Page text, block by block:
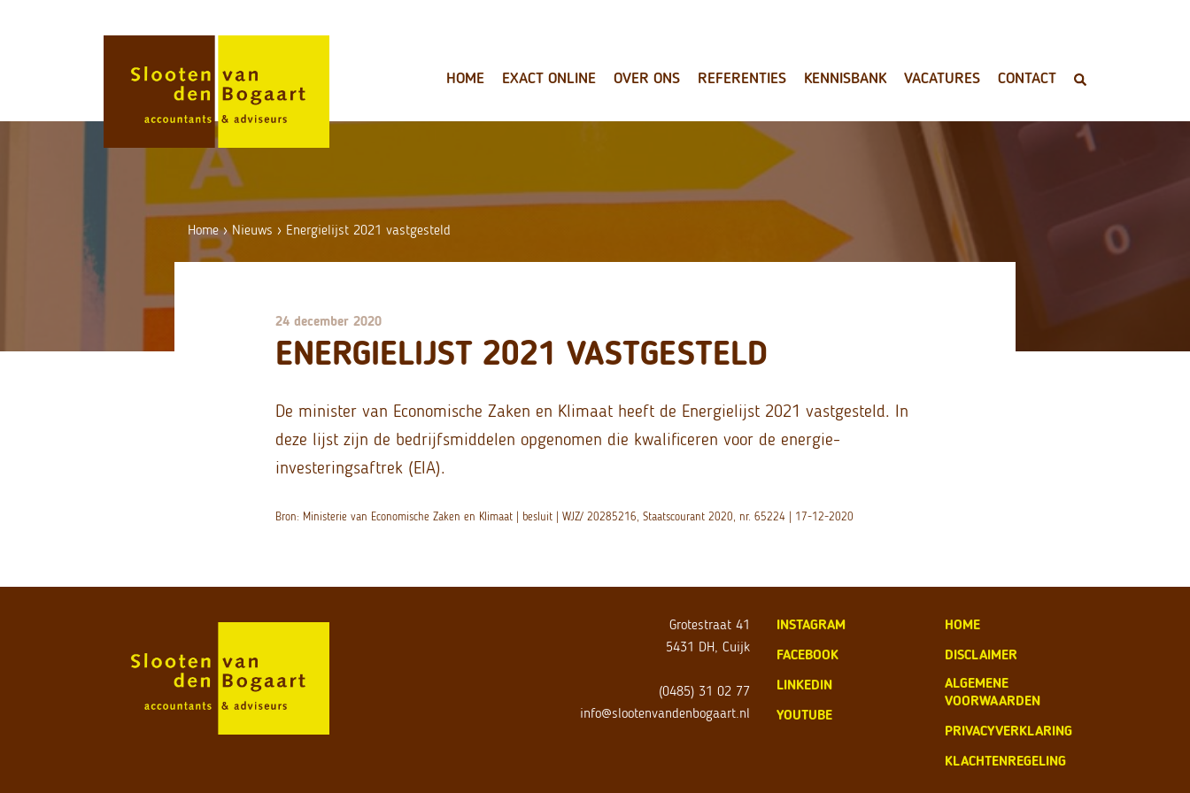
HOME EXACT ONLINE OVER ONS REFERENTIES KENNISBANK VACATURES CONTACT
Home›Nieuws › Energielijst 2021 vastgesteld
24 december 2020
ENERGIELIJST 2021 VASTGESTELD
De minister van Economische Zaken en Klimaat heeft de Energielijst 2021 vastgesteld. In
deze lijst zijn de bedrijfsmiddelen opgenomen die kwalificeren voor de energie-
investeringsaftrek (EIA).
Bron: Ministerie van Economische Zaken en Klimaat | besluit | WJZ/ 20285216, Staatscourant 2020, nr. 65224 | 17-12-2020
Grotestraat 41
5431 DH, Cuijk
(0485) 31 02 77
info@slootenvandenbogaart.nl
INSTAGRAM
FACEBOOK
LINKEDIN
YOUTUBE
HOME
DISCLAIMER
ALGEMENE
VOORWAARDEN
PRIVACYVERKLARING
KLACHTENREGELING